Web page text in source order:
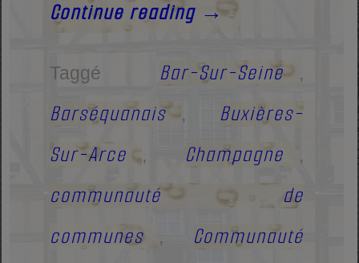
Continue reading →
Taggé Bar-Sur-Seine ,
Barséquanais , Buxières-
Sur-Arce
, Champagne ,
communauté de
communes
, Communauté